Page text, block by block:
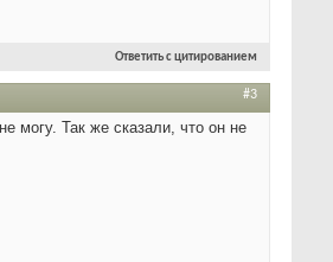
Ответить с цитированием
#3
могу. Так же сказали, что он не